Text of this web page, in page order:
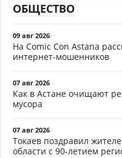
ОБЩЕСТВО
09 авг 2026
На Comic Con Astana
интернет-мошенников
07 авг 2026
Как в Астане очищают
мусора
07 авг 2026
Токаев поздравил
области с 90-летием